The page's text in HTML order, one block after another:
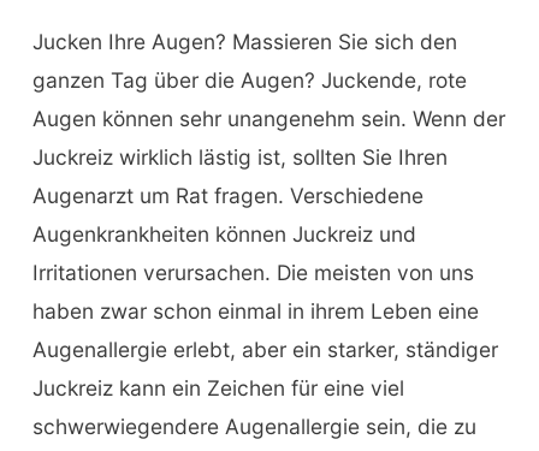
Jucken Ihre Augen? Massieren Sie sich den
ganzen Tag über die Augen? Juckende, rote
Augen können sehr unangenehm sein. Wenn der
Juckreiz wirklich lästig ist, sollten Sie Ihren
Augenarzt um Rat fragen. Verschiedene
Augenkrankheiten können Juckreiz und
Irritationen verursachen. Die meisten von uns
haben zwar schon einmal in ihrem Leben eine
Augenallergie erlebt, aber ein starker, ständiger
Juckreiz kann ein Zeichen für eine viel
schwerwiegendere Augenallergie sein, die zu